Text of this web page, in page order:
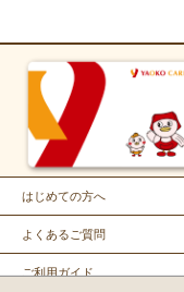
はじめての方へ
よくあるご質問
ご利用ガイド